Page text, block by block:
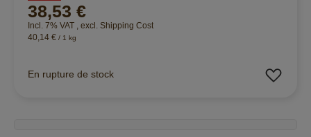
38,53 €
Incl. 7% VAT , excl. Shipping Cost
40,14 € / 1 kg
En rupture de stock